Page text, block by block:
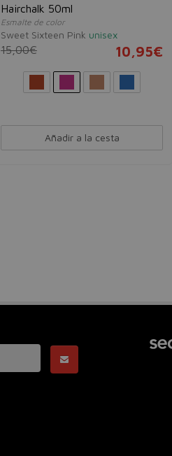
Hairchalk 50ml
Esmalte de color
Sweet Sixteen Pink unisex
15,00€ 10,95€
Añadir a la cesta